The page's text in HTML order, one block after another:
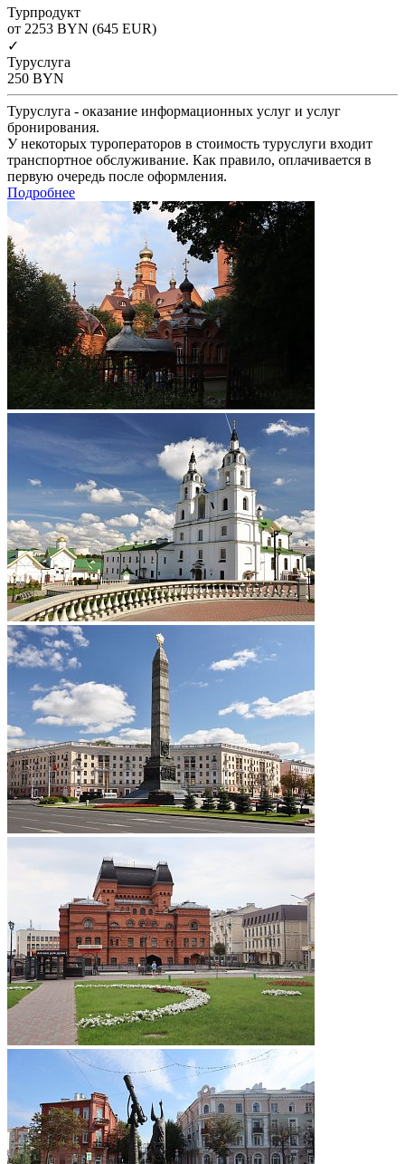
Турпродукт
от 2253 BYN (645 EUR)
✓
Туруслуга
250 BYN
Туруслуга - оказание информационных услуг и услуг
бронирования.
У некоторых туроператоров в стоимость туруслуги входит
транспортное обслуживание. Как правило, оплачивается в
первую очередь после оформления.
Подробнее